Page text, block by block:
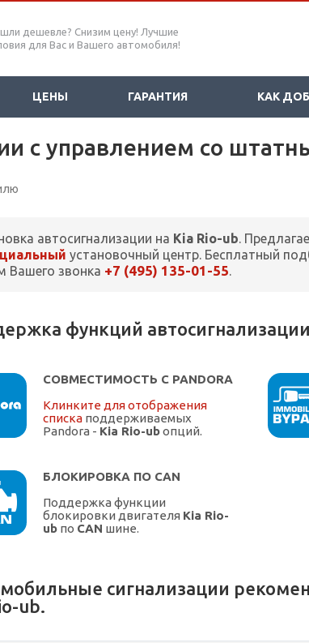
дешевле? Снизим цену! Лучшие
для Вас и Вашего автомобиля!
ЦЕНЫ ГАРАНТИЯ КАК
с управлением со
автосигнализации на Kia Rio-ub.
установочный центр. Бесплатный
Вашего звонка +7 (495) 135-01-55.
функций
СОВМЕСТИМОСТЬ С PANDORA
Клинките для отображения
списка поддерживаемых
Pandora - Kia Rio-ubопций.
БЛОКИРОВКА ПО CAN
Поддержка функции
блокировки двигателя Kia Rio-
ub по CAN шине.
сигнализации
ub.